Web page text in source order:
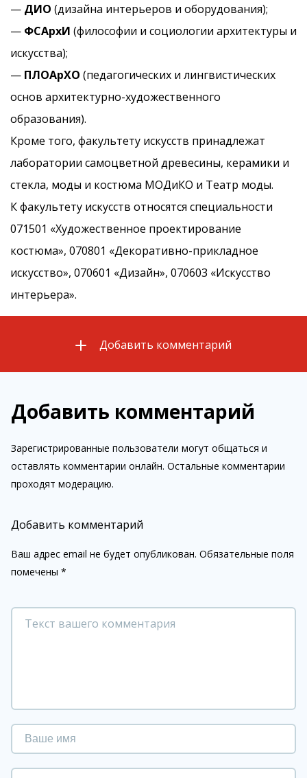
— ДИО (дизайна интерьеров и оборудования);
— ФСАрхИ (философии и социологии архитектуры и
искусства);
— ПЛОАрХО (педагогических и лингвистических
основ архитектурно-художественного
образования).
Кроме того, факультету искусств принадлежат
лаборатории самоцветной древесины, керамики и
стекла, моды и костюма МОДиКО и Театр моды.
К факультету искусств относятся специальности
071501 «Художественное проектирование
костюма», 070801 «Декоративно-прикладное
искусство», 070601 «Дизайн», 070603 «Искусство
интерьера».
Добавить комментарий
Добавить комментарий
Зарегистрированные пользователи могут общаться и
оставлять комментарии онлайн. Остальные комментарии
проходят модерацию.
Добавить комментарий
Ваш адрес email не будет опубликован. Обязательные поля
помечены *